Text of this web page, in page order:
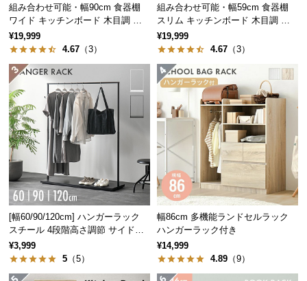
中
型
商
品
の
に
つ
い
小
型
商
品
の
配
組み合わせ可能・幅90cm 食器棚
ワイド キッチンボード 木目調 レ
イアウト自在
¥19,999
4.67 （3）
組み合わせ可能・幅59cm 食器棚
スリム キッチンボード 木目調 レ
イアウト自在
¥19,999
4.67 （3）
[幅60/90/120cm] ハンガーラック
スチール 4段階高さ調節 サイドフ
ック オープンラック シンプル
¥3,999
5 （5）
幅86cm 多機能ランドセルラック
ハンガーラック付き
¥14,999
4.89 （9）